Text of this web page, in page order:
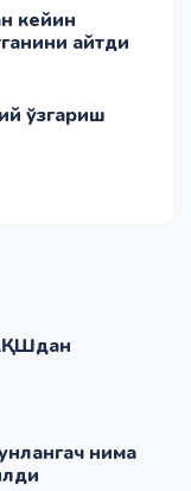
кейин
айтди
ўзгариш
нима